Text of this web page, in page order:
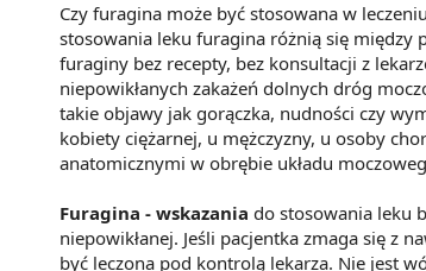
Czy furagina może być stosowana w
stosowania leku furagina różnią się między
furaginy bez recepty, bez konsultacji z
niepowikłanych zakażeń dolnych dróg
takie objawy jak gorączka, nudności czy
kobiety ciężarnej, u mężczyzny, u osoby
anatomicznymi w obrębie układu
Furagina - wskazania do stosowania leku
niepowikłanej. Jeśli pacjentka zmaga się z
być leczona pod kontrolą lekarza. Nie jest